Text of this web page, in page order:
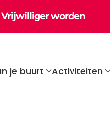
Vrijwilliger worden
In je buurt Activiteiten